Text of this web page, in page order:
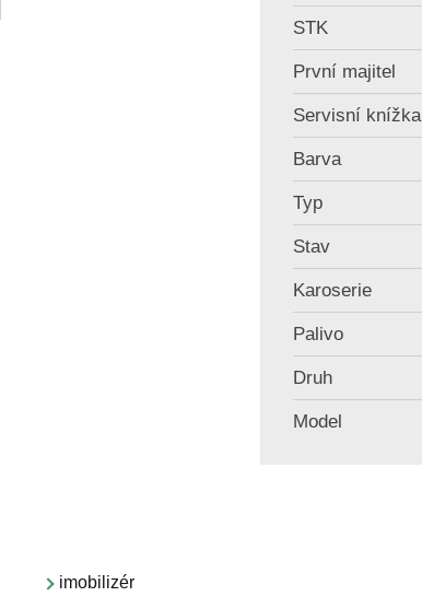
STK
První majitel
Servisní knížka
Barva
Typ
Stav
Karoserie
Palivo
Druh
Model
imobilizér